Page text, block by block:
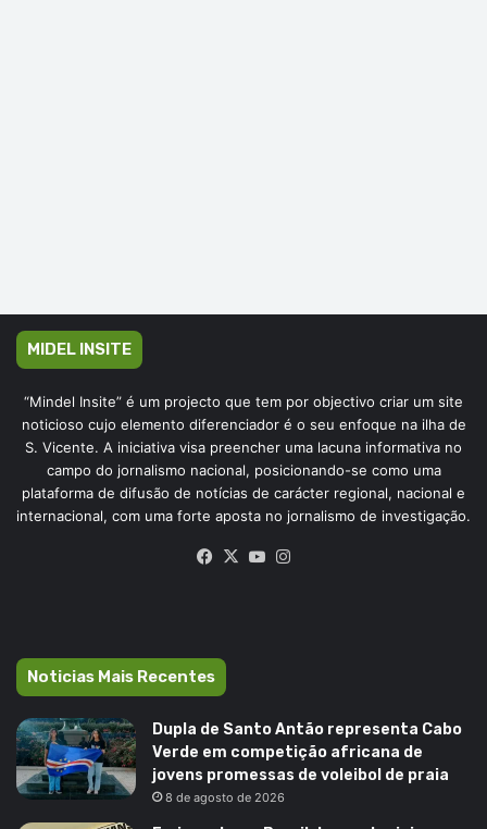
MIDEL INSITE
“Mindel Insite” é um projecto que tem por objectivo criar um site
noticioso cujo elemento diferenciador é o seu enfoque na ilha de
S. Vicente. A iniciativa visa preencher uma lacuna informativa no
campo do jornalismo nacional, posicionando-se como uma
plataforma de difusão de notícias de carácter regional, nacional e
internacional, com uma forte aposta no jornalismo de investigação.
Facebook
X YouTube
Noticias Mais Recentes
Dupla de Santo Antão representa Cabo
Verde em competição africana de
jovens promessas de voleibol de praia
8 de agosto de 2026